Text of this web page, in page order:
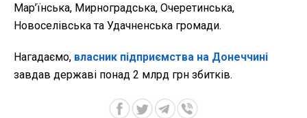
Мар’їнська, Мирноградська, Очеретинська,
Новоселівська та Удачненська громади.
Нагадаємо, власник підприємства на Донеччині
завдав державі понад 2 млрд грн збитків.